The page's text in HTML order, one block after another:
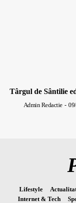
Târgul de Sântilie
Admin Redactie -
Lifestyle
Internet & Tech